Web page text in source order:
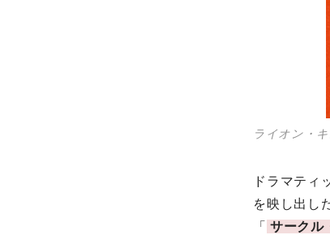
ライオン・
ドラマティ
を映し出し
「
サークル